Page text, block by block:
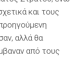
και τους
αλλά θα
από τους